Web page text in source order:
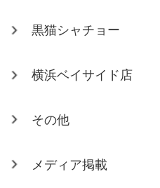
黒猫シャチョー
横浜ベイサイド店
その他
メディア掲載